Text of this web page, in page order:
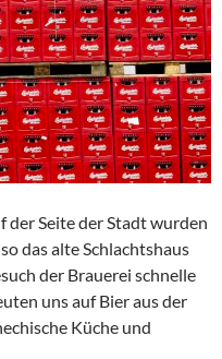
der Seite der Stadt wurden
das alte Schlachtshaus
der Brauerei schnelle
uns auf Bier aus der
Küche und